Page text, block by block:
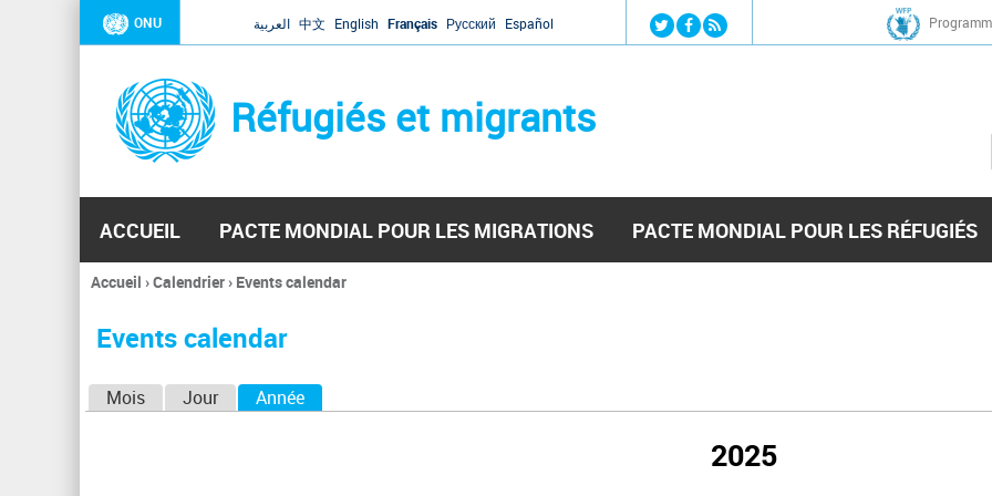
Jump to navigation
ONU العربية 中文 English Français Русский Español
Réfugiés et migrants
ACCUEIL PACTE MONDIAL POUR LES MIGRATIONS PACTE MONDIAL POUR LES RÉFUGIÉS
Vous
ici
Accueil ›Calendrier› Events calendar
Events calendar
Mois Jour Année
2025